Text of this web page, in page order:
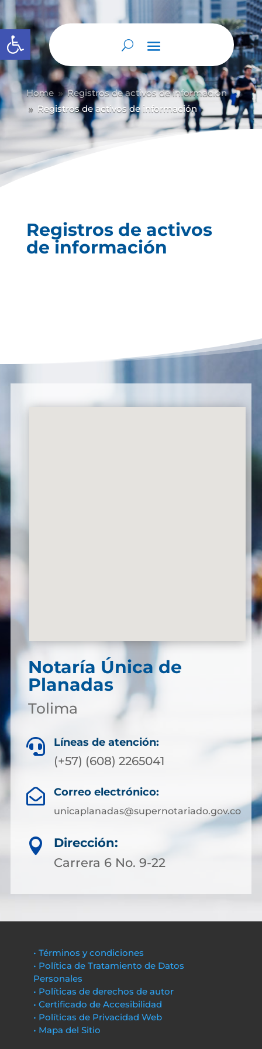
Abrir barra de herramientas
Home 9 Registros de activos de información
9 Registros de activos de información
Registros de activos
de información
Notaría Única de
Planadas
Tolima
 Líneas de atención:
(+57) (608) 2265041
 Correo electrónico:
unicaplanadas@supernotariado.gov.co

Dirección:
Carrera 6 No. 9-22
• Términos y condiciones
• Política de Tratamiento de Datos
Personales
• Políticas de derechos de autor
• Certificado de Accesibilidad
• Políticas de Privacidad Web
• Mapa del Sitio